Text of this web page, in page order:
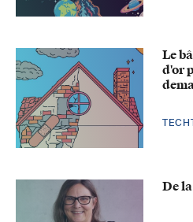
Le
d'or
De